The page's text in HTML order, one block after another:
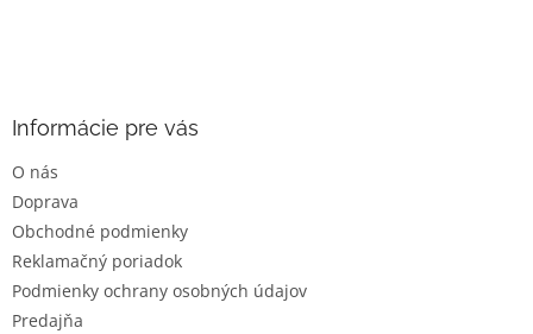
Informácie pre vás
O nás
Doprava
Obchodné podmienky
Reklamačný poriadok
Podmienky ochrany osobných údajov
Predajňa